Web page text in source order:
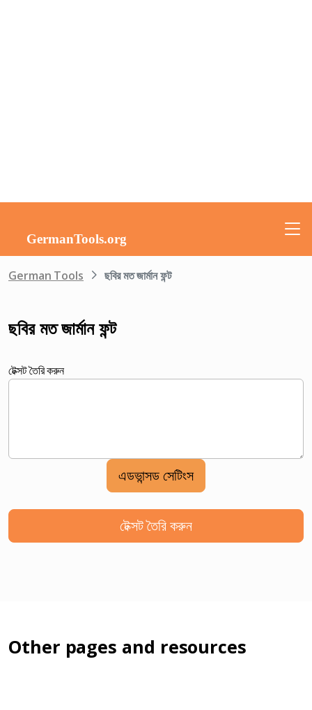
German Tools ছবির মত জার্মান ফন্ট
ছবির মত জার্মান ফন্ট
টেক্সট তৈরি করুন
এডভান্সড সেটিংস
টেক্সট তৈরি করুন
Other pages and resources